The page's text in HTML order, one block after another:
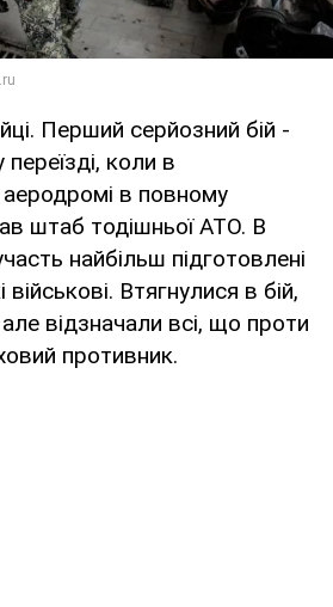
Перший серйозний бій -
коли в
в повному
штаб тодішньої АТО. В
найбільш підготовлені
військові. Втягнулися в бій,
але відзначали всі, що проти
противник.